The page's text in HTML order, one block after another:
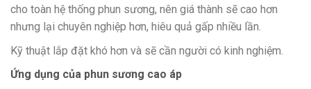
cho toàn hệ thống phun sương, nên giá thành sẽ cao hơn
nhưng lại chuyên nghiệp hơn, hiêu quả gấp nhiều lần.
Kỹ thuật lắp đặt khó hơn và sẽ cần người có kinh nghiệm.
Ứng dụng của phun sương cao áp